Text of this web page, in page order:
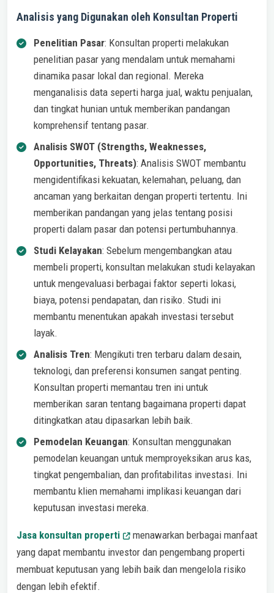
Analisis yang Digunakan oleh Konsultan Properti
Penelitian Pasar: Konsultan properti melakukan
penelitian pasar yang mendalam untuk memahami
dinamika pasar lokal dan regional. Mereka
menganalisis data seperti harga jual, waktu penjualan,
dan tingkat hunian untuk memberikan pandangan
komprehensif tentang pasar.
Analisis SWOT (Strengths, Weaknesses,
Opportunities, Threats): Analisis SWOT membantu
mengidentifikasi kekuatan, kelemahan, peluang, dan
ancaman yang berkaitan dengan properti tertentu. Ini
memberikan pandangan yang jelas tentang posisi
properti dalam pasar dan potensi pertumbuhannya.
Studi Kelayakan: Sebelum mengembangkan atau
membeli properti, konsultan melakukan studi kelayakan
untuk mengevaluasi berbagai faktor seperti lokasi,
biaya, potensi pendapatan, dan risiko. Studi ini
membantu menentukan apakah investasi tersebut
layak.
Analisis Tren: Mengikuti tren terbaru dalam desain,
teknologi, dan preferensi konsumen sangat penting.
Konsultan properti memantau tren ini untuk
memberikan saran tentang bagaimana properti dapat
ditingkatkan atau dipasarkan lebih baik.
Pemodelan Keuangan: Konsultan menggunakan
pemodelan keuangan untuk memproyeksikan arus kas,
tingkat pengembalian, dan profitabilitas investasi. Ini
membantu klien memahami implikasi keuangan dari
keputusan investasi mereka.
Jasa konsultan properti
menawarkan berbagai manfaat
yang dapat membantu investor dan pengembang properti
membuat keputusan yang lebih baik dan mengelola risiko
dengan lebih efektif.